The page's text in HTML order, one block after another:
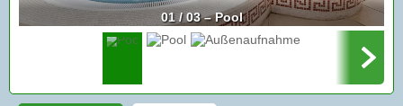
01 / 03 – Pool